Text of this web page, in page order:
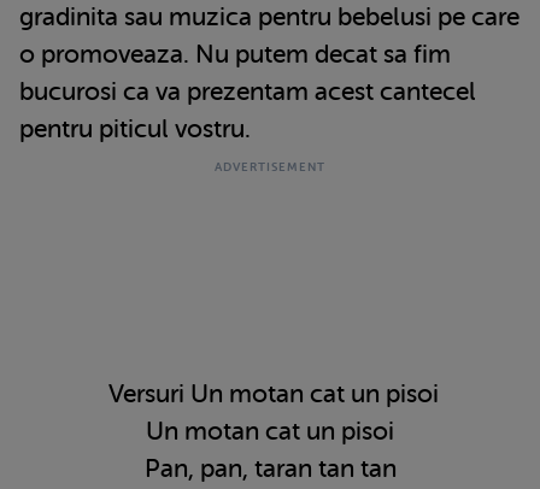
gradinita sau muzica pentru bebelusi pe care
o promoveaza. Nu putem decat sa fim
bucurosi ca va prezentam acest cantecel
pentru piticul vostru.
Versuri Un motan cat un pisoi
Un motan cat un pisoi
Pan, pan, taran tan tan